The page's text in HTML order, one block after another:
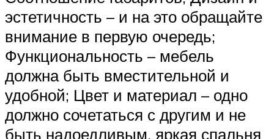
эстетичность – и на это обращайте
внимание в первую очередь;
Функциональность – мебель
должна быть вместительной и
удобной; Цвет и материал – одно
должно сочетаться с другим и не
быть надоедливым, яркая спальня